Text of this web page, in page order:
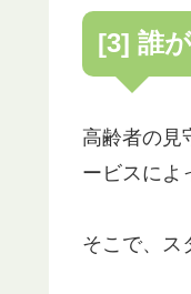
[3] 誰
高齢者の見
ービスによ
そこで、ス